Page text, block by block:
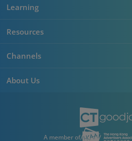
Learning
Resources
Channels
About Us
A member of